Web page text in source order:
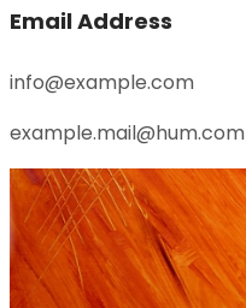
Email Address
info@example.com
example.mail@hum.com